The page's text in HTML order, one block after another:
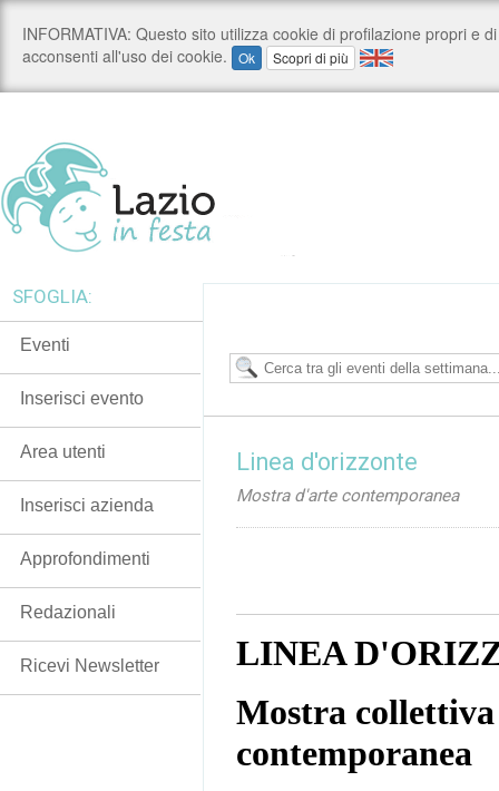
Linea d'orizzonte
Mostra d'arte contemporanea
LINEA
Mostra
contemporanea
SFOGLIA:
Eventi
Inserisci evento
Area utenti
Inserisci azienda
Approfondimenti
Redazionali
Ricevi Newsletter